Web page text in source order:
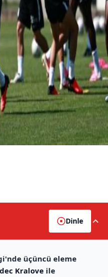
Dinle
üçüncü eleme
Kralove ile